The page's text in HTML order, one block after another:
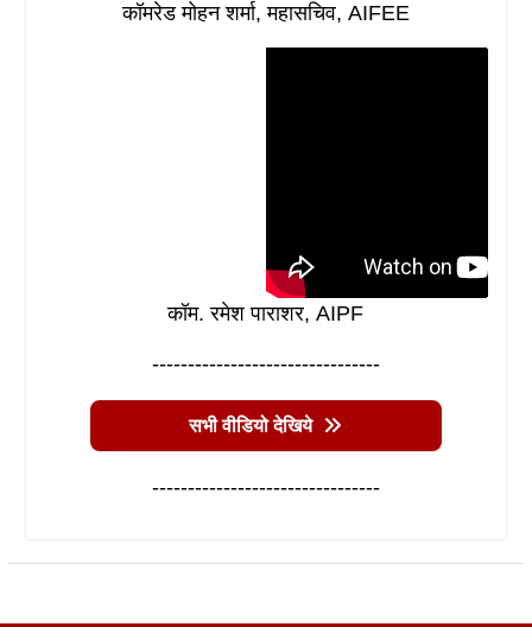
कॉमरेड मोहन शर्मा, महासचिव, AIFEE
कॉम. रमेश पाराशर, AIPF
--------------------------------
सभी वीडियो देखिये
--------------------------------